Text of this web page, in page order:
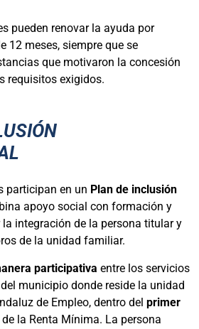
pueden renovar la ayuda por
12 meses, siempre que se
que motivaron la concesión
requisitos exigidos.
participan en un Plan de inclusión
apoyo social con formación y
integración de la persona titular y
de la unidad familiar.
participativa entre los servicios
municipio donde reside la unidad
de Empleo, dentro del primer
de la Renta Mínima. La persona